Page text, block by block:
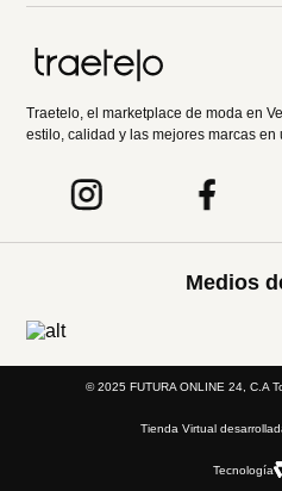
Traetelo, el marketplace de moda en
estilo, calidad y las mejores marcas en
Medios
© 2025 FUTURA ONLINE 24, C.A
Tienda Virtual
Tecnología